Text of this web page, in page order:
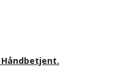
Håndbetjent.